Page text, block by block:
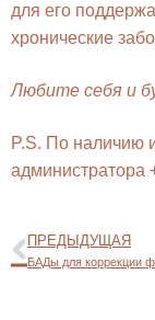
для его
хронические
Любите себя и
P.S. По наличию
администратора
ПРЕДЫДУЩАЯ
БАДы для коррекции